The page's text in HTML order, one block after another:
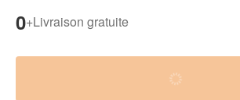
0+Livraison gratuite